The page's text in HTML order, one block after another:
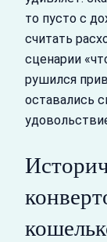
то пусто с
считать
сценарии
рушился
оставались